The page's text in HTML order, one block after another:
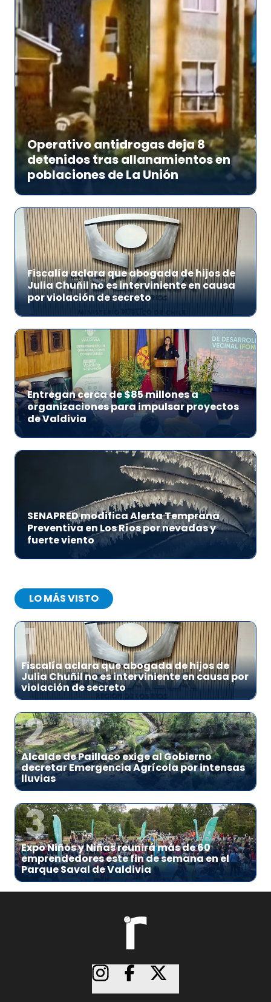
Operativo antidrogas deja 8
detenidos tras allanamientos en
poblaciones de La Unión
Fiscalía aclara que abogada de hijos de
Julia Chuñil no es interviniente en causa
por violación de secreto
Entregan cerca de $85 millones a
organizaciones para impulsar proyectos
de Valdivia
SENAPRED modifica Alerta Temprana
Preventiva en Los Ríos por nevadas y
fuerte viento
LO MÁS VISTO
1
Fiscalía aclara que abogada de hijos de
Julia Chuñil no es interviniente en causa por
violación de secreto
2
Alcalde de Paillaco exige al Gobierno
decretar Emergencia Agrícola por intensas
lluvias
3
Expo Niños y Niñas reunirá más de 60
emprendedores este fin de semana en el
Parque Saval de Valdivia